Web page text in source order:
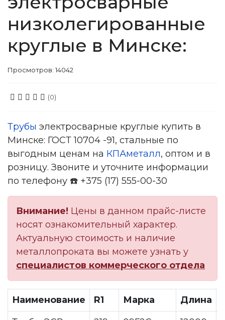
низколегированные
круглые в Минске:
Просмотров: 14042
(0)
Трубы электросварные круглые купить в
Минске: ГОСТ 10704 -91, стальные по
выгодным ценам на КПАметалл, оптом и в
розницу. Звоните и уточните информации
по телефону ☎️ +375 (17) 555-00-30
Внимание! Цены в данном прайс-листе
носят ознакомительный характер.
Актуальную стоимость и наличие
металлопроката вы можете узнать у
специалистов коммерческого отдела
Наименование R1 Марка Длина